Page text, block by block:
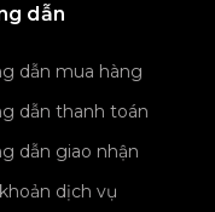
dẫn
dẫn mua hàng
dẫn thanh toán
dẫn giao nhận
dịch vụ